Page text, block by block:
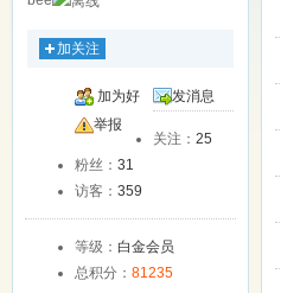
加关注
加为好
友
发消息
举报
关注： 25
粉丝： 31
访客： 359
等级： 白金会员
总积分： 81235